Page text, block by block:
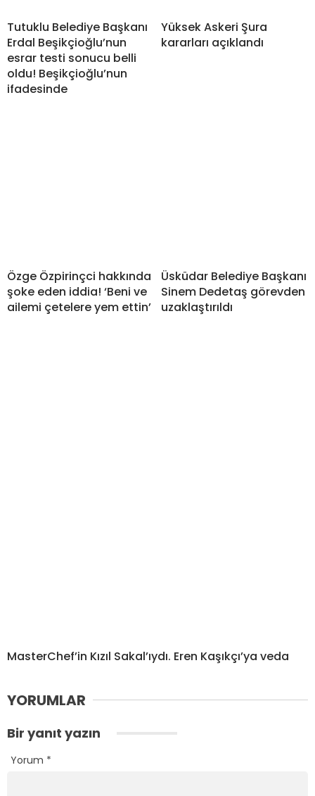
Tutuklu Belediye Başkanı
Erdal Beşikçioğlu’nun
esrar testi sonucu belli
oldu! Beşikçioğlu’nun
ifadesinde
Yüksek Askeri Şura
kararları açıklandı
Özge Özpirinçci hakkında
şoke eden iddia! ‘Beni ve
ailemi çetelere yem ettin’
Üsküdar Belediye Başkanı
Sinem Dedetaş görevden
uzaklaştırıldı
MasterChef’in Kızıl Sakal’ıydı. Eren Kaşıkçı’ya veda
YORUMLAR
Bir yanıt yazın
Yorum *